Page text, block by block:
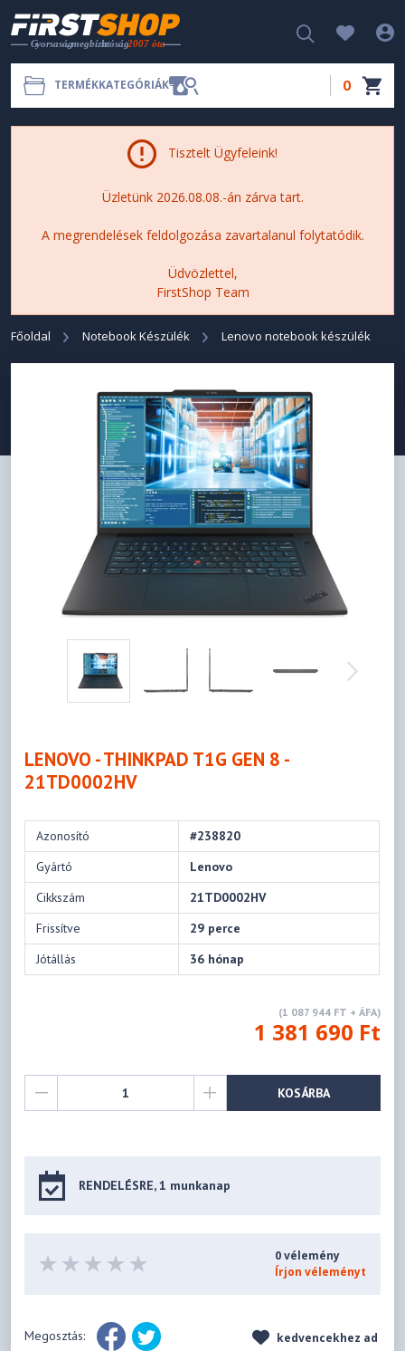
TERMÉKKATEGÓRIÁK 0
Tisztelt Ügyfeleink!
Üzletünk 2026.08.08.-án zárva tart.
A megrendelések feldolgozása zavartalanul folytatódik.
Üdvözlettel,
FirstShop Team
Főoldal Notebook Készülék Lenovo notebook készülék
LENOVO - THINKPAD T1G GEN 8 -
21TD0002HV
Azonosító
#238820
Gyártó
Lenovo
Cikkszám
21TD0002HV
Frissítve
29 perce
Jótállás
36 hónap
(1 087 944 FT + ÁFA)
1 381 690 Ft
KOSÁRBA
RENDELÉSRE, 1 munkanap
0 vélemény
Írjon véleményt
Megosztás: kedvencekhez ad